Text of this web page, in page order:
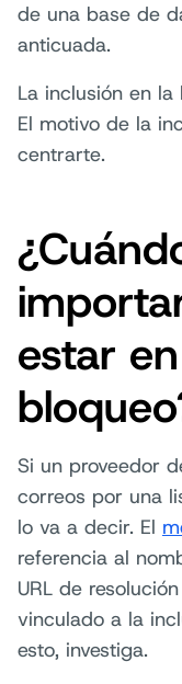
de una base de
anticuada.
La inclusión en
El motivo de la
centrarte.
estar
Si un proveedor
correos por una
lo va a decir. El
referencia al
URL de
vinculado a la
esto, investiga.